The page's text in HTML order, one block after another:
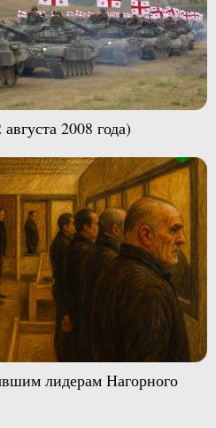
2008 года)
лидерам Нагорного